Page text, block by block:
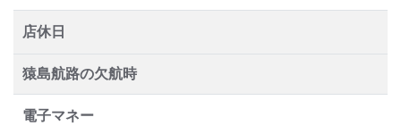
店休日
猿島航路の欠航時
電子マネー